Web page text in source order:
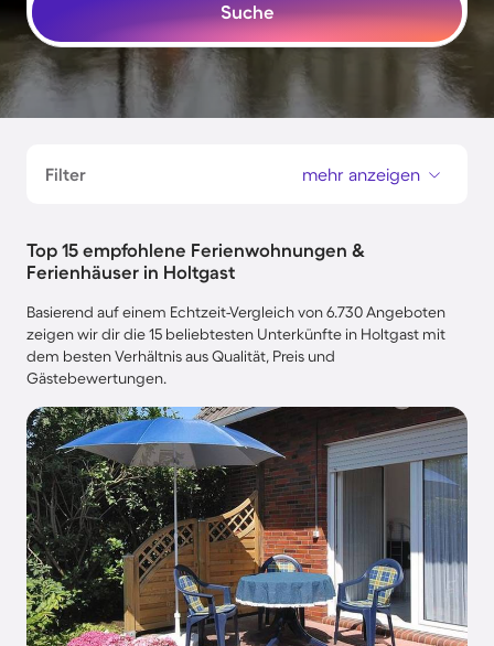
Suche
Filter mehr anzeigen
Top 15 empfohlene Ferienwohnungen &
Ferienhäuser in Holtgast
Basierend auf einem Echtzeit-Vergleich von 6.730 Angeboten
zeigen wir dir die 15 beliebtesten Unterkünfte in Holtgast mit
dem besten Verhältnis aus Qualität, Preis und
Gästebewertungen.